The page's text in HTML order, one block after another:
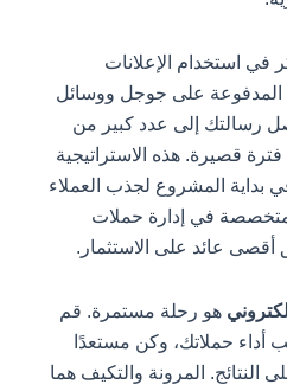
استخدام الإعلانات
على جوجل ووسائل
رسالتك إلى عدد كبير من
قصيرة. هذه الاستراتيجية
المشروع لجذب العملاء
في إدارة حملات
عائد على الاستثمار.
هو رحلة مستمرة. قم
أداء حملاتك، وكن مستعدًا
المرونة والتكيف هما